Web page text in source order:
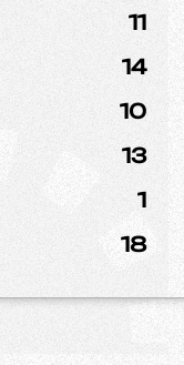
11
14
10
13
1
18